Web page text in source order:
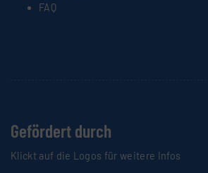
FAQ
Gefördert durch
Klickt auf die Logos für weitere Infos